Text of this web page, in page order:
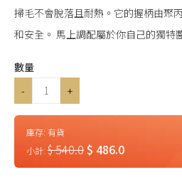
掃毛不會脫落且耐熱。它的握柄由聚
和安全。 馬上調配屬於你自己的獨特
數量
-
+
庫存: 有貨
小計: $ 540.0$ 486.0